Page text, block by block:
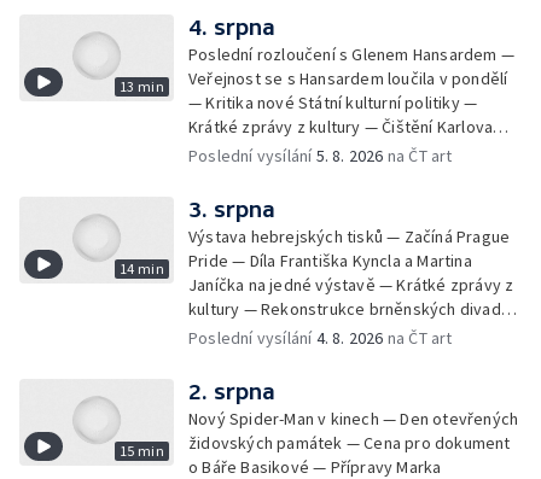
13 min
4. srpna
Poslední rozloučení s Glenem Hansardem —
Veřejnost se s Hansardem loučila v pondělí
— Kritika nové Státní kulturní politiky —
Krátké zprávy z kultury — Čištění Karlova
mostu — Archeologický výzkum na
neslyšící
Poslední vysílání5. 8. 2026 na ČT art
14 min
3. srpna
Výstava hebrejských tisků — Začíná Prague
Pride — Díla Františka Kyncla a Martina
Janíčka na jedné výstavě — Krátké zprávy z
kultury — Rekonstrukce brněnských divadel
— Budoucnost Knihovny Václava Havla —
Kulturní tipy
Poslední vysílání4. 8. 2026 na ČT art
15 min
2. srpna
Nový Spider-Man v kinech — Den otevřených
židovských památek — Cena pro dokument
o Báře Basikové — Přípravy Marka